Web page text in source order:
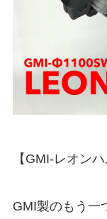
【GMI-レオンハ
GMI製のもう一